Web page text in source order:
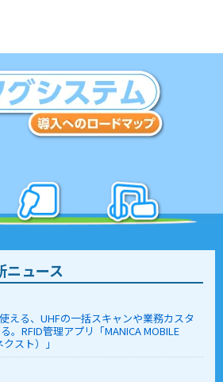
ニュース
える、UHFの一括スキャンや業務カスタ
。RFID管理アプリ「MANICA MOBILE
スト）」